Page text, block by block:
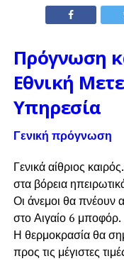
Πρόγνωση
Εθνική
Υπηρεσία
Γενική πρόγνωση
Γενικά αίθριος
στα βόρεια
Οι άνεμοι θα πνέουν
στο Αιγαίο 6 μποφόρ.
Η θερμοκρασία θα
προς τις μέγιστες